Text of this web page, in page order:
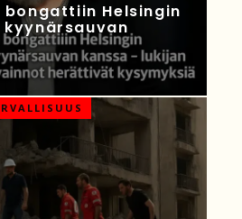
bongattiin Helsingin